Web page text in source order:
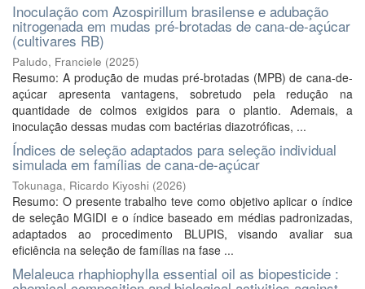
Inoculação com Azospirillum brasilense e adubação
nitrogenada em mudas pré-brotadas de cana-de-açúcar
(cultivares RB)
Paludo, Franciele (2025)
Resumo: A produção de mudas pré-brotadas (MPB) de cana-de-
açúcar apresenta vantagens, sobretudo pela redução na
quantidade de colmos exigidos para o plantio. Ademais, a
inoculação dessas mudas com bactérias diazotróficas, ...
Índices de seleção adaptados para seleção individual
simulada em famílias de cana-de-açúcar
Tokunaga, Ricardo Kiyoshi (2026)
Resumo: O presente trabalho teve como objetivo aplicar o índice
de seleção MGIDI e o índice baseado em médias padronizadas,
adaptados ao procedimento BLUPIS, visando avaliar sua
eficiência na seleção de famílias na fase ...
Melaleuca rhaphiophylla essential oil as biopesticide :